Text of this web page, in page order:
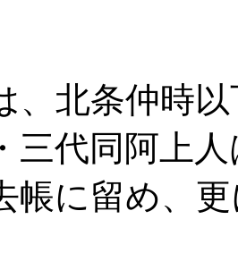
、北条仲時
三代同阿上
帳に留め、